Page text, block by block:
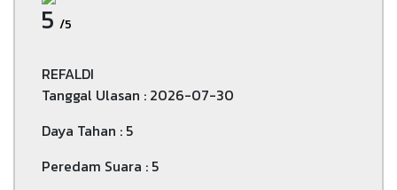
5 /5
REFALDI
Tanggal Ulasan : 2026-07-30
Daya Tahan : 5
Peredam Suara : 5